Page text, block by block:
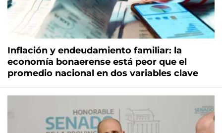
Inflación y endeudamiento familiar: la
economía bonaerense está peor que el
promedio nacional en dos variables clave